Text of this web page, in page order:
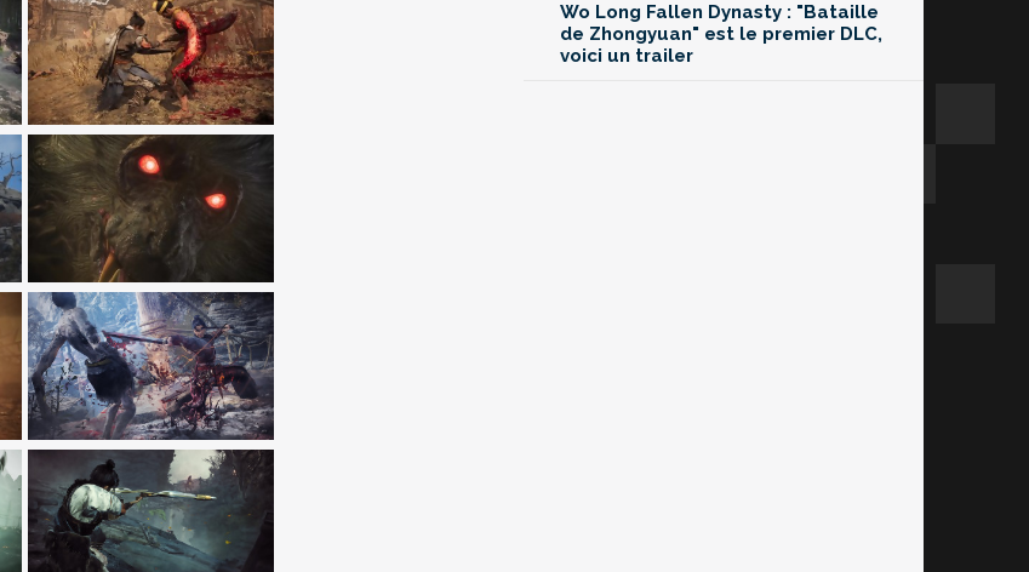
Wo Long Fallen Dynasty : "Bataille
de Zhongyuan" est le premier DLC,
voici un trailer